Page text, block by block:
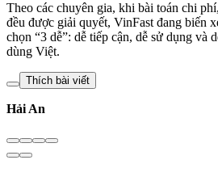
Theo các chuyên gia, khi bài toán chi
đều được giải quyết, VinFast đang biến
chọn “3 dễ”: dễ tiếp cận, dễ sử dụng và
dùng Việt.
Thích bài viết
Hải An